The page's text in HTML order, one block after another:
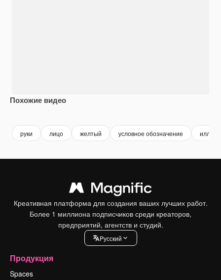
Похожие видео
руки лицо желтый условное обозначение
Креативная платформа для создания ваших лучших работ.
Более 1 миллиона подписчиков среди креаторов,
предприятий, агентств и студий.
Pусский
Продукция
Spaces